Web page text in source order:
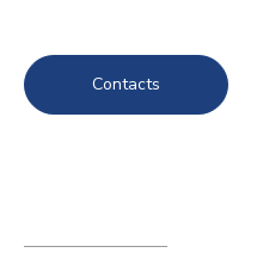
Contacts